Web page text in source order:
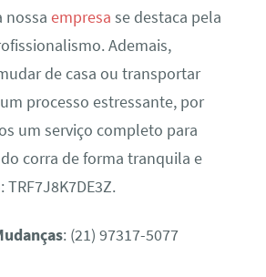
nossa empresa se destaca pela
Ademais,
de casa ou transportar
processo estressante, por
um serviço completo para
corra de forma tranquila e
: (21) 97317-5077